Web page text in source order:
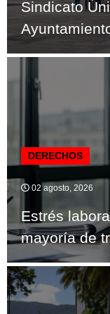
Sindicato
DERECHOS
02 agosto, 2026
Estrés
mayoría de